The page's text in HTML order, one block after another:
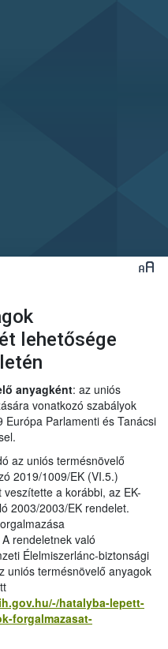
lehetősége
anyagként: az uniós
vonatkozó szabályok
Parlamenti és Tanácsi
az uniós termésnövelő
2019/1009/EK (VI.5.)
a korábbi, az EK-
2003/2003/EK rendelet.
rendeletnek való
Élelmiszerlánc-biztonsági
uniós termésnövelő anyagok
hatalyba-lepett-
forgalmazasat-